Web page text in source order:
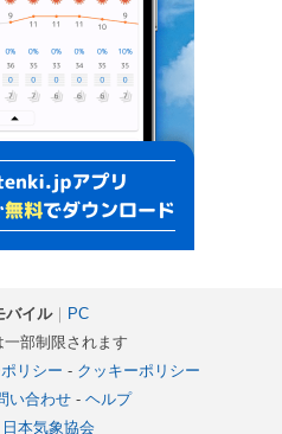
バイル｜ PC
部制限されます
リシー - クッキーポリシー
い合わせ- ヘルプ
日本気象協会